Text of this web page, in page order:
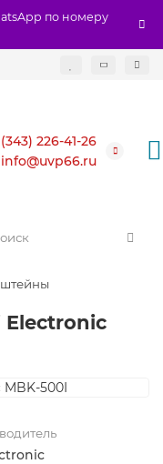
по номеру
226-41-26